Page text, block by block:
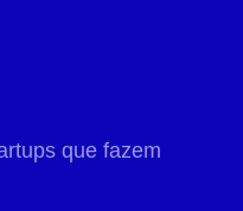
que fazem